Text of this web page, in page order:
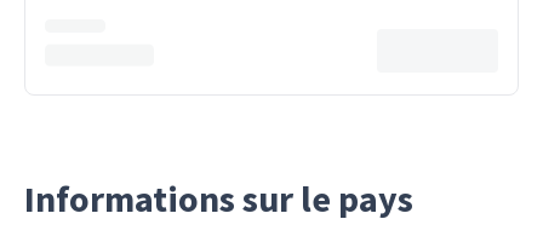
Informations sur le pays